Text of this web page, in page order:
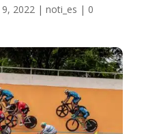
2022| noti_es | 0